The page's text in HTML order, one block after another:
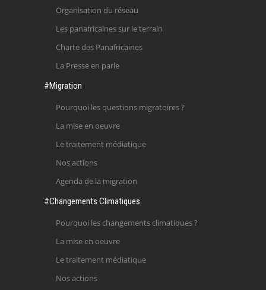
Organisation du réseau
Les panafricaines sur le terrain
Charte des Panafricaines
La Presse en parle
#Migration
Pourquoi les questions migratoires ?
La mise en oeuvre
Le traitement médiatique
Nos actions
Agenda de la migration
#Changements Climatiques
Pourquoi les changements climatiques ?
La mise en oeuvre
Le traitement médiatique
Nos actions